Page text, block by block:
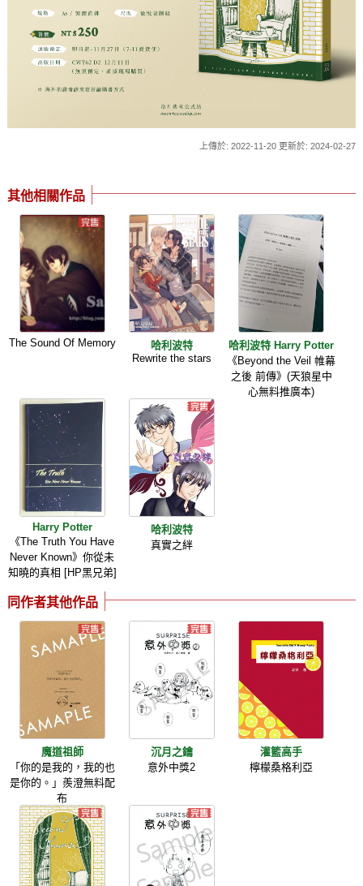
上傳於: 2022-11-20 更新於: 2024-02-27
其他相關作品
The Sound Of Memory
哈利波特
Rewrite the stars
哈利波特 Harry Potter
《Beyond the Veil 帷幕
之後 前傳》(天狼星中
心無料推廣本)
Harry Potter
《The Truth You Have
Never Known》你從未
知曉的真相 [HP黑兄弟]
哈利波特
真實之絆
同作者其他作品
魔道祖師
「你的是我的，我的也
是你的。」羨澄無料配
布
沉月之鑰
意外中獎2
灌籃高手
檸檬桑格利亞